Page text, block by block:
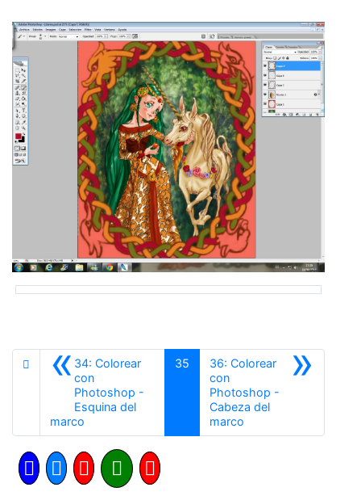
«34: Colorear
con
Photoshop -
Esquina del
marco
35 »
36: Colorear
con
Photoshop -
Cabeza del
marco